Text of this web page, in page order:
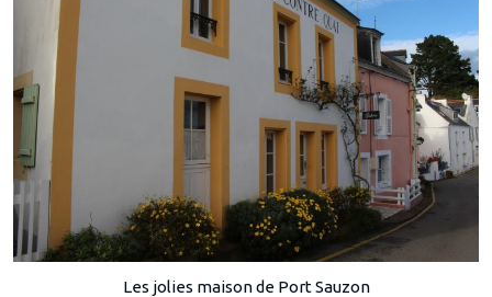
Les jolies maison de Port Sauzon